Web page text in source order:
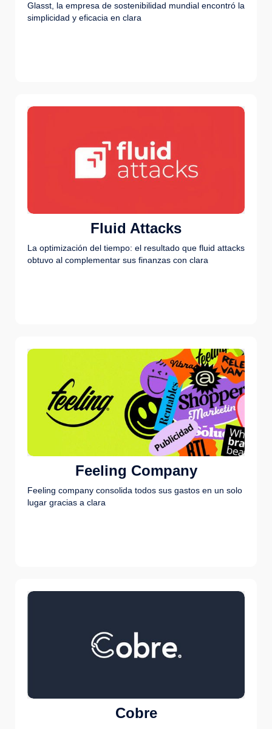
Glasst, la empresa de sostenibilidad mundial encontró la
simplicidad y eficacia en clara
Fluid Attacks
La optimización del tiempo: el resultado que fluid attacks
obtuvo al complementar sus finanzas con clara
Feeling Company
Feeling company consolida todos sus gastos en un solo
lugar gracias a clara
Cobre